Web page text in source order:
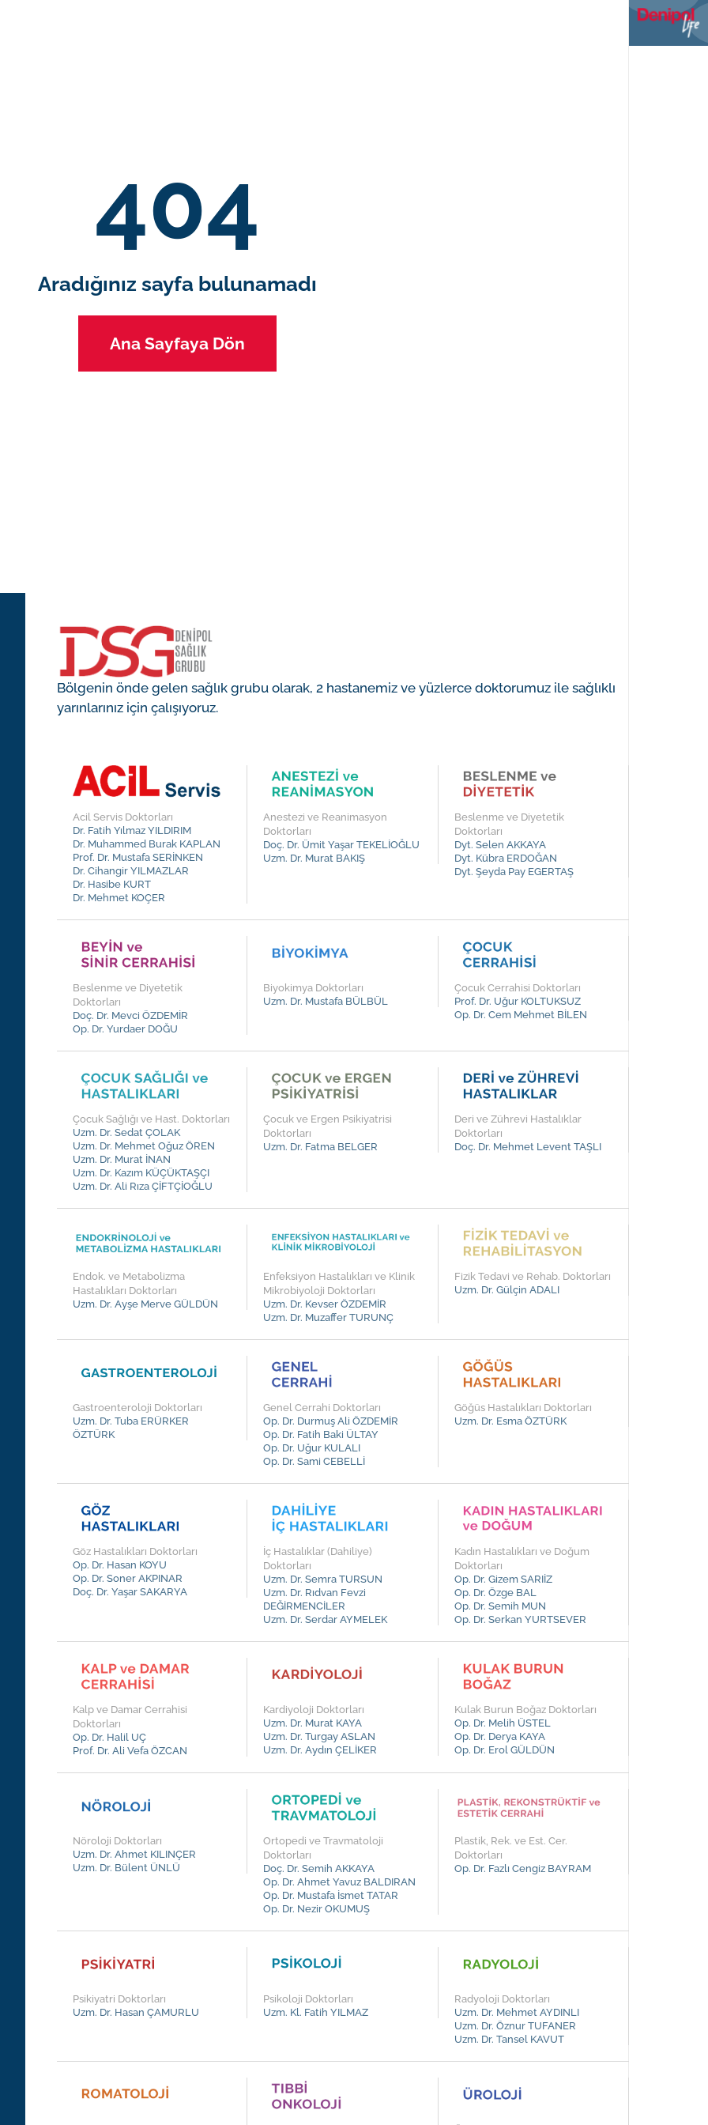
404
Aradığınız sayfa bulunamadı
Ana Sayfaya Dön
Bölgenin önde gelen sağlık grubu olarak, 2 hastanemiz ve yüzlerce doktorumuz ile sağlıklı
yarınlarınız için çalışıyoruz.
Acil Servis Doktorları
Dr. Fatih Yılmaz YILDIRIM
Dr. Muhammed Burak KAPLAN
Prof. Dr. Mustafa SERİNKEN
Dr. Cihangir YILMAZLAR
Dr. Hasibe KURT
Dr. Mehmet KOÇER
Anestezi ve Reanimasyon
Doktorları
Doç. Dr. Ümit Yaşar TEKELİOĞLU
Uzm. Dr. Murat BAKIŞ
Beslenme ve Diyetetik
Doktorları
Dyt. Selen AKKAYA
Dyt. Kübra ERDOĞAN
Dyt. Şeyda Pay EGERTAŞ
Beslenme ve Diyetetik
Doktorları
Doç. Dr. Mevci ÖZDEMİR
Op. Dr. Yurdaer DOĞU
Biyokimya Doktorları
Uzm. Dr. Mustafa BÜLBÜL
Çocuk Cerrahisi Doktorları
Prof. Dr. Uğur KOLTUKSUZ
Op. Dr. Cem Mehmet BİLEN
Çocuk Sağlığı ve Hast. Doktorları
Uzm. Dr. Sedat ÇOLAK
Uzm. Dr. Mehmet Oğuz ÖREN
Uzm. Dr. Murat İNAN
Uzm. Dr. Kazım KÜÇÜKTAŞÇI
Uzm. Dr. Ali Rıza ÇİFTÇİOĞLU
Çocuk ve Ergen Psikiyatrisi
Doktorları
Uzm. Dr. Fatma BELGER
Deri ve Zührevi Hastalıklar
Doktorları
Doç. Dr. Mehmet Levent TAŞLI
Endok. ve Metabolizma
Hastalıkları Doktorları
Uzm. Dr. Ayşe Merve GÜLDÜN
Enfeksiyon Hastalıkları ve Klinik
Mikrobiyoloji Doktorları
Uzm. Dr. Kevser ÖZDEMİR
Uzm. Dr. Muzaffer TURUNÇ
Fizik Tedavi ve Rehab. Doktorları
Uzm. Dr. Gülçin ADALI
Gastroenteroloji Doktorları
Uzm. Dr. Tuba ERÜRKER
ÖZTÜRK
Genel Cerrahi Doktorları
Op. Dr. Durmuş Ali ÖZDEMİR
Op. Dr. Fatih Baki ÜLTAY
Op. Dr. Uğur KULALI
Op. Dr. Sami CEBELLİ
Göğüs Hastalıkları Doktorları
Uzm. Dr. Esma ÖZTÜRK
Göz Hastalıkları Doktorları
Op. Dr. Hasan KOYU
Op. Dr. Soner AKPINAR
Doç. Dr. Yaşar SAKARYA
İç Hastalıklar (Dahiliye)
Doktorları
Uzm. Dr. Semra TURSUN
Uzm. Dr. Rıdvan Fevzi
DEĞİRMENCİLER
Uzm. Dr. Serdar AYMELEK
Kadın Hastalıkları ve Doğum
Doktorları
Op. Dr. Gizem SARIİZ
Op. Dr. Özge BAL
Op. Dr. Semih MUN
Op. Dr. Serkan YURTSEVER
Kalp ve Damar Cerrahisi
Doktorları
Op. Dr. Halil UÇ
Prof. Dr. Ali Vefa ÖZCAN
Kardiyoloji Doktorları
Uzm. Dr. Murat KAYA
Uzm. Dr. Turgay ASLAN
Uzm. Dr. Aydın ÇELİKER
Kulak Burun Boğaz Doktorları
Op. Dr. Melih ÜSTEL
Op. Dr. Derya KAYA
Op. Dr. Erol GÜLDÜN
Nöroloji Doktorları
Uzm. Dr. Ahmet KILINÇER
Uzm. Dr. Bülent ÜNLÜ
Ortopedi ve Travmatoloji
Doktorları
Doç. Dr. Semih AKKAYA
Op. Dr. Ahmet Yavuz BALDIRAN
Op. Dr. Mustafa İsmet TATAR
Op. Dr. Nezir OKUMUŞ
Plastik, Rek. ve Est. Cer.
Doktorları
Op. Dr. Fazlı Cengiz BAYRAM
Psikiyatri Doktorları
Uzm. Dr. Hasan ÇAMURLU
Psikoloji Doktorları
Uzm. Kl. Fatih YILMAZ
Radyoloji Doktorları
Uzm. Dr. Mehmet AYDINLI
Uzm. Dr. Öznur TUFANER
Uzm. Dr. Tansel KAVUT